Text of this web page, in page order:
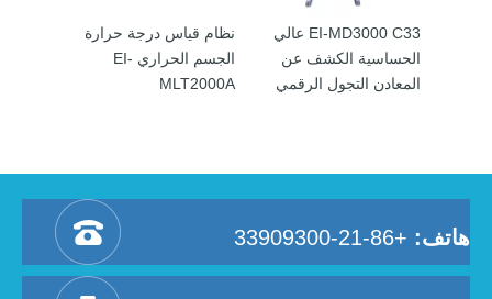
نظام قياس درجة حرارة
الجسم الحراري EI-
MLT2000A
EI-MD3000 C33 عالي
الحساسية الكشف عن
المعادن التجول الرقمي
هاتف: +86-21-33909300